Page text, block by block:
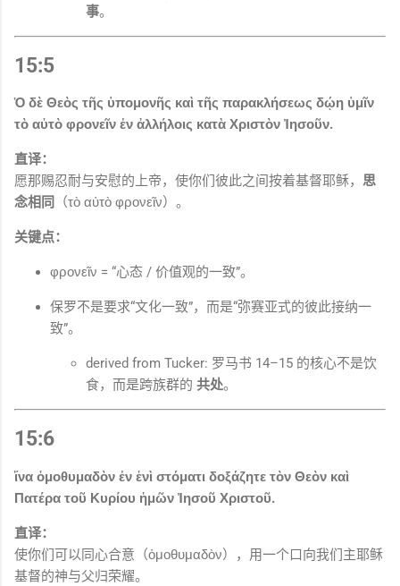
事。
15:5
Ὁ δὲ Θεὸς τῆς ὑπομονῆς καὶ τῆς παρακλήσεως δῴη ὑμῖν
τὸ αὐτὸ φρονεῖν ἐν ἀλλήλοις κατὰ Χριστὸν Ἰησοῦν.
直译：
愿那赐忍耐与安慰的上帝，使你们彼此之间按着基督耶稣， 思
念相同
（τὸ αὐτὸ φρονεῖν）。
关键点：
φρονεῖν = “心态 / 价值观的一致”。
保罗不是要求“文化一致”，而是“弥赛亚式的彼此接纳一
致”。
derived from Tucker: 罗马书 14–15 的核心不是饮
食，而是跨族群的 共处。
15:6
ἵνα ὁμοθυμαδὸν ἐν ἑνὶ στόματι δοξάζητε τὸν Θεὸν καὶ
Πατέρα τοῦ Κυρίου ἡμῶν Ἰησοῦ Χριστοῦ.
直译：
使你们可以同心合意（ὁμοθυμαδὸν），用一个口向我们主耶稣
基督的神与父归荣耀。